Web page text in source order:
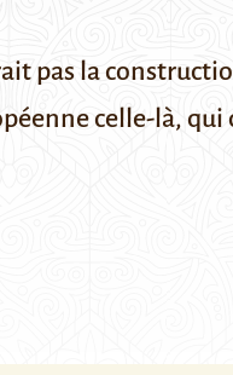
pas la
celle-là,